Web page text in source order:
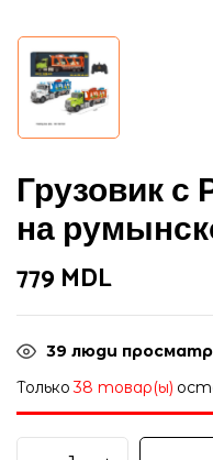
Грузовик с
на
779 MDL
39 люди
Только 38 товар(ы)